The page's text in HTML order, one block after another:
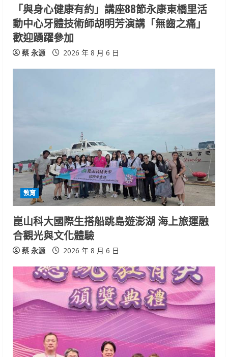
n
g
「與身心健康有約」講座88節永康東橋里活
動中心牙體技術師胡明芳演講「無齒之痛」
歡迎踴躍參加
蔡 永源 2026 年 8 月 6 日
教育
崑山科大國際生搭船跳島遊澎湖 海上旅運融
合觀光與文化體驗
蔡 永源 2026 年 8 月 6 日